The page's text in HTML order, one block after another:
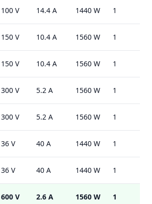
100 V 14.4 A 1440 W 1
150 V 10.4 A 1560 W 1
150 V 10.4 A 1560 W 1
300 V 5.2 A 1560 W 1
300 V 5.2 A 1560 W 1
36 V 40 A 1440 W 1
36 V 40 A 1440 W 1
600 V 2.6 A 1560 W 1